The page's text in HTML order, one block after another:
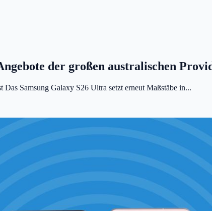
der großen australischen
Das Samsung Galaxy S26 Ultra setzt erneut Maßstäbe in...